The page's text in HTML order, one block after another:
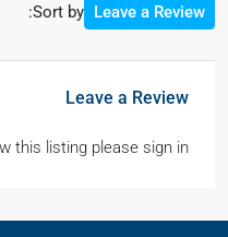
Sort by: Leave a Review
Leave a Review
this listing please sign in.